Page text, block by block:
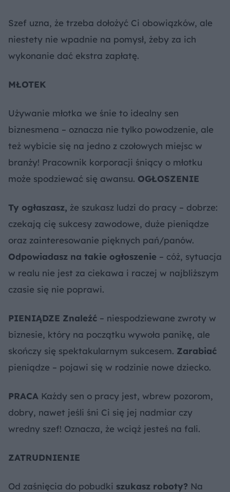
Szef uzna, że trzeba dołożyć Ci obowiązków, ale
niestety nie wpadnie na pomysł, żeby za ich
wykonanie dać ekstra zapłatę.
MŁOTEK
Używanie młotka we śnie to idealny sen
biznesmena – oznacza nie tylko powodzenie, ale
też wybicie się na jedno z czołowych miejsc w
branży! Pracownik korporacji śniący o młotku
może spodziewać się awansu. OGŁOSZENIE
Ty ogłaszasz, że szukasz ludzi do pracy – dobrze:
czekają cię sukcesy zawodowe, duże pieniądze
oraz zainteresowanie pięknych pań/panów.
Odpowiadasz na takie ogłoszenie – cóż, sytuacja
w realu nie jest za ciekawa i raczej w najbliższym
czasie się nie poprawi.
PIENIĄDZE Znaleźć – niespodziewane zwroty w
biznesie, który na początku wywoła panikę, ale
skończy się spektakularnym sukcesem. Zarabiać
pieniądze – pojawi się w rodzinie nowe dziecko.
PRACA Każdy sen o pracy jest, wbrew pozorom,
dobry, nawet jeśli śni Ci się jej nadmiar czy
wredny szef! Oznacza, że wciąż jesteś na fali.
ZATRUDNIENIE
Od zaśnięcia do pobudki szukasz roboty? Na